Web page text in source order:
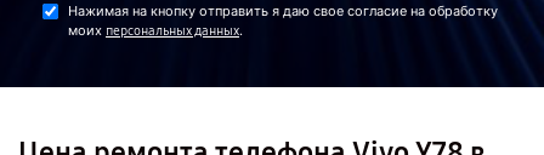
Нажимая на кнопку отправить я даю свое согласие на обработку
моих персональных данных.